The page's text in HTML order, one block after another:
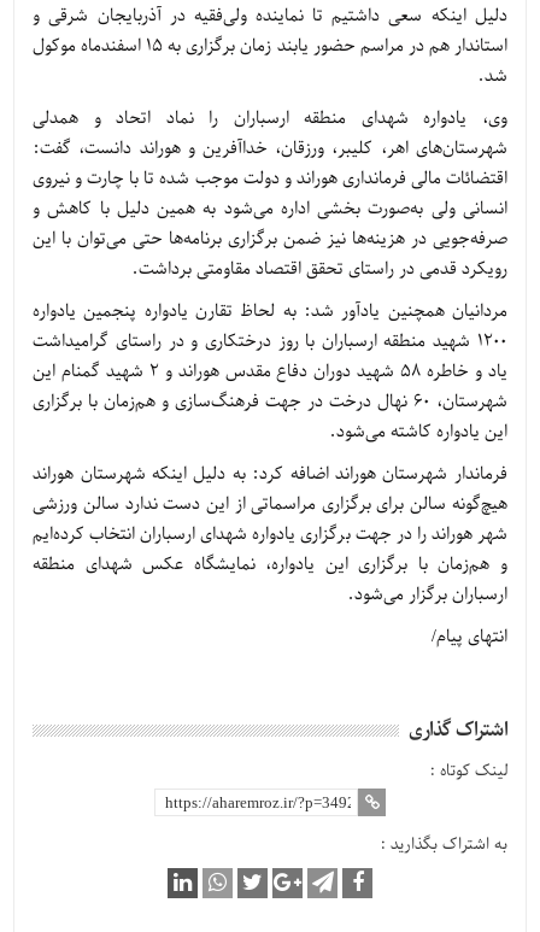
دلیل اینکه سعی داشتیم تا نماینده ولی‌فقیه در آذربایجان شرقی و
استاندار هم در مراسم حضور یابند زمان برگزاری به 15 اسفندماه موکول
شد.
وی، یادواره شهدای منطقه ارسباران را نماد اتحاد و همدلی
شهرستان‌های اهر، کلیبر، ورزقان، خداآفرین و هوراند دانست، گفت:
اقتضائات مالی فرمانداری هوراند و دولت موجب شده تا با چارت و نیروی
انسانی ولی به‌صورت بخشی اداره می‌شود به همین دلیل با کاهش و
صرفه‌جویی در هزینه‌ها نیز ضمن برگزاری برنامه‌ها حتی می‌توان با این
رویکرد قدمی در راستای تحقق اقتصاد مقاومتی برداشت.
مردانیان همچنین یادآور شد: به لحاظ تقارن یادواره پنجمین یادواره
1200 شهید منطقه ارسباران با روز درختکاری و در راستای گرامیداشت
یاد و خاطره 58 شهید دوران دفاع مقدس هوراند و 2 شهید گمنام این
شهرستان، 60 نهال درخت در جهت فرهنگ‌سازی و هم‌زمان با برگزاری
این یادواره کاشته می‌شود.
فرماندار شهرستان هوراند اضافه کرد: به دلیل اینکه شهرستان هوراند
هیچ‌گونه سالن برای برگزاری مراسماتی از این دست ندارد سالن ورزشی
شهر هوراند را در جهت برگزاری یادواره شهدای ارسباران انتخاب کرده‌ایم
و هم‌زمان با برگزاری این یادواره، نمایشگاه عکس شهدای منطقه
ارسباران برگزار می‌شود.
انتهای پیام/
اشتراک گذاری
لینک کوتاه :
به اشتراک بگذارید :